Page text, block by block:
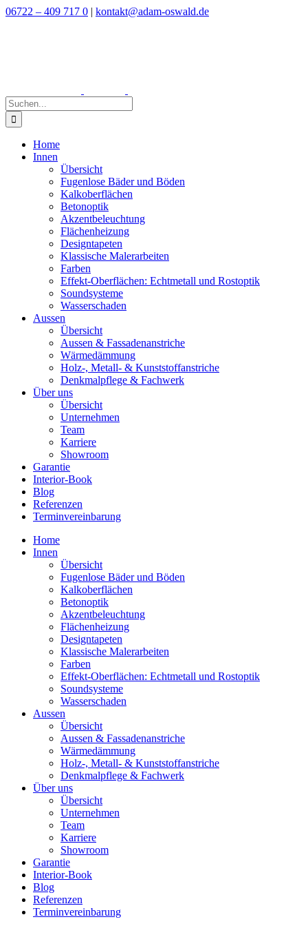
Zum
06722 – 409 717 0 | kontakt@adam-oswald.de
Suche
nach:
Home
Innen
Übersicht
Fugenlose Bäder und Böden
Kalkoberflächen
Betonoptik
Akzentbeleuchtung
Flächenheizung
Designtapeten
Klassische Malerarbeiten
Farben
Effekt-Oberflächen: Echtmetall und Rostoptik
Soundsysteme
Wasserschaden
Aussen
Übersicht
Aussen & Fassadenanstriche
Wärmedämmung
Holz-, Metall- & Kunststoffanstriche
Denkmalpflege & Fachwerk
Über uns
Übersicht
Unternehmen
Team
Karriere
Showroom
Garantie
Interior-Book
Blog
Referenzen
Terminvereinbarung
Home
Innen
Übersicht
Fugenlose Bäder und Böden
Kalkoberflächen
Betonoptik
Akzentbeleuchtung
Flächenheizung
Designtapeten
Klassische Malerarbeiten
Farben
Effekt-Oberflächen: Echtmetall und Rostoptik
Soundsysteme
Wasserschaden
Aussen
Übersicht
Aussen & Fassadenanstriche
Wärmedämmung
Holz-, Metall- & Kunststoffanstriche
Denkmalpflege & Fachwerk
Über uns
Übersicht
Unternehmen
Team
Karriere
Showroom
Garantie
Interior-Book
Blog
Referenzen
Terminvereinbarung